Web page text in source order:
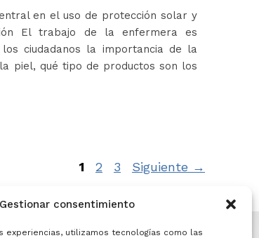
Gestionar consentimiento
experiencias, utilizamos tecnologías como las
en el uso de protección solar y
El trabajo de la enfermera es
ciudadanos la importancia de la
piel, qué tipo de productos son los
Página
1 Página
2 Página
3 Siguiente →